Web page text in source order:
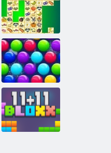
Kris Mahjong
Smarty Bubbles
x-mas väljaanne